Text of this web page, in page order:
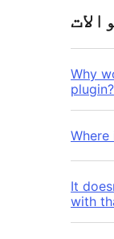
Why
plugin?
Where
It
with